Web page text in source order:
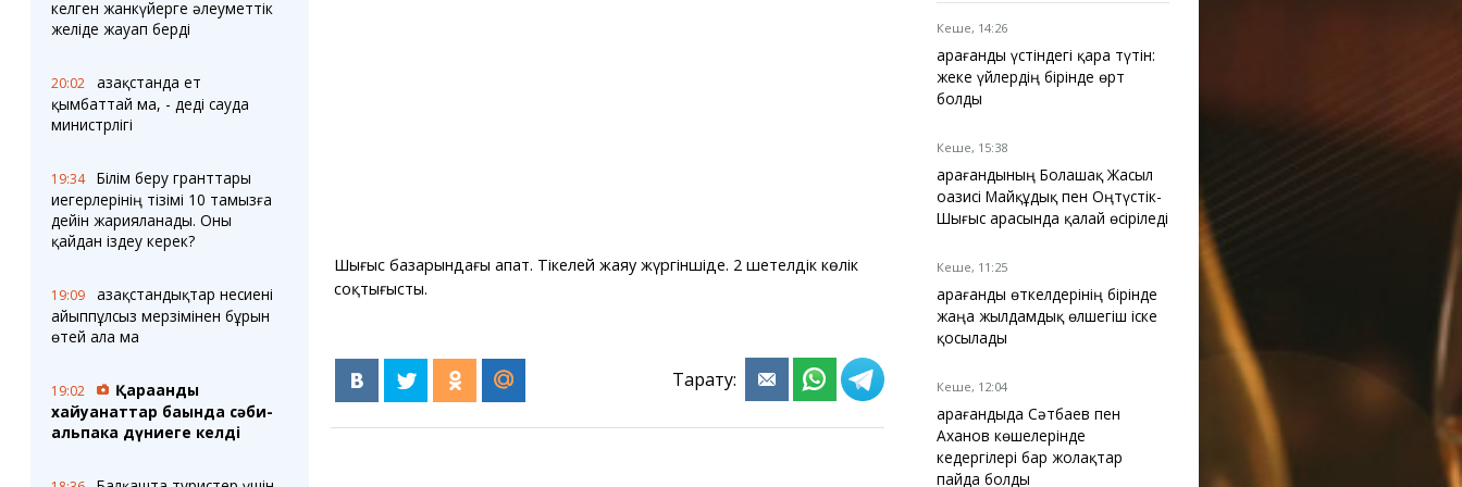
Соққылар
Аптаның коллажы
Ешкин жұлдыз
жорамалы
Медиа
Фото
Бейне
Timelapse
Төтенше жағдайлар
келген жанкүйерге әлеуметтік
желіде жауап берді
20:02
Қазақстанда ет
қымбаттай ма, - деді сауда
министрлігі
19:34
Білім беру гранттары
иегерлерінің тізімі 10 тамызға
дейін жарияланады. Оны
қайдан іздеу керек?
19:09
Қазақстандықтар несиені
айыппұлсыз мерзімінен бұрын
өтей ала ма
19:02
Қарағанды
хайуанаттар бағында сәби-
альпака дүниеге келді
Шығыс базарындағы апат. Тікелей жаяу жүргіншіде. 2 шетелдік көлік
соқтығысты.
Тарату:
Кеше, 14:26
Қарағанды үстіндегі қара түтін:
жеке үйлердің бірінде өрт
болды
Кеше, 15:38
Қарағандының Болашақ Жасыл
оазисі Майқұдық пен Оңтүстік-
Шығыс арасында қалай өсіріледі
Кеше, 11:25
Қарағанды өткелдерінің бірінде
жаңа жылдамдық өлшегіш іске
қосылады
Кеше, 12:04
Қарағандыда Сәтбаев пен
Аханов көшелерінде
кедергілері бар жолақтар
пайда болды